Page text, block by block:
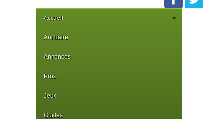
Accueil
Annuaire
Annonces
Pros
Jeux
Guides